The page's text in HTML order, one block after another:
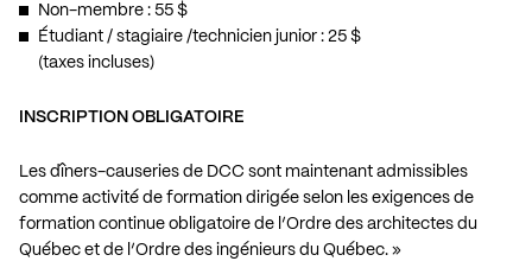
Non-membre : 55 $
Étudiant / stagiaire /technicien junior : 25 $
(taxes incluses)
INSCRIPTION OBLIGATOIRE
Les dîners-causeries de DCC sont maintenant admissibles
comme activité de formation dirigée selon les exigences de
formation continue obligatoire de l’Ordre des architectes du
Québec et de l’Ordre des ingénieurs du Québec. »